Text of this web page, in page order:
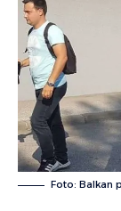
Foto: Balkan